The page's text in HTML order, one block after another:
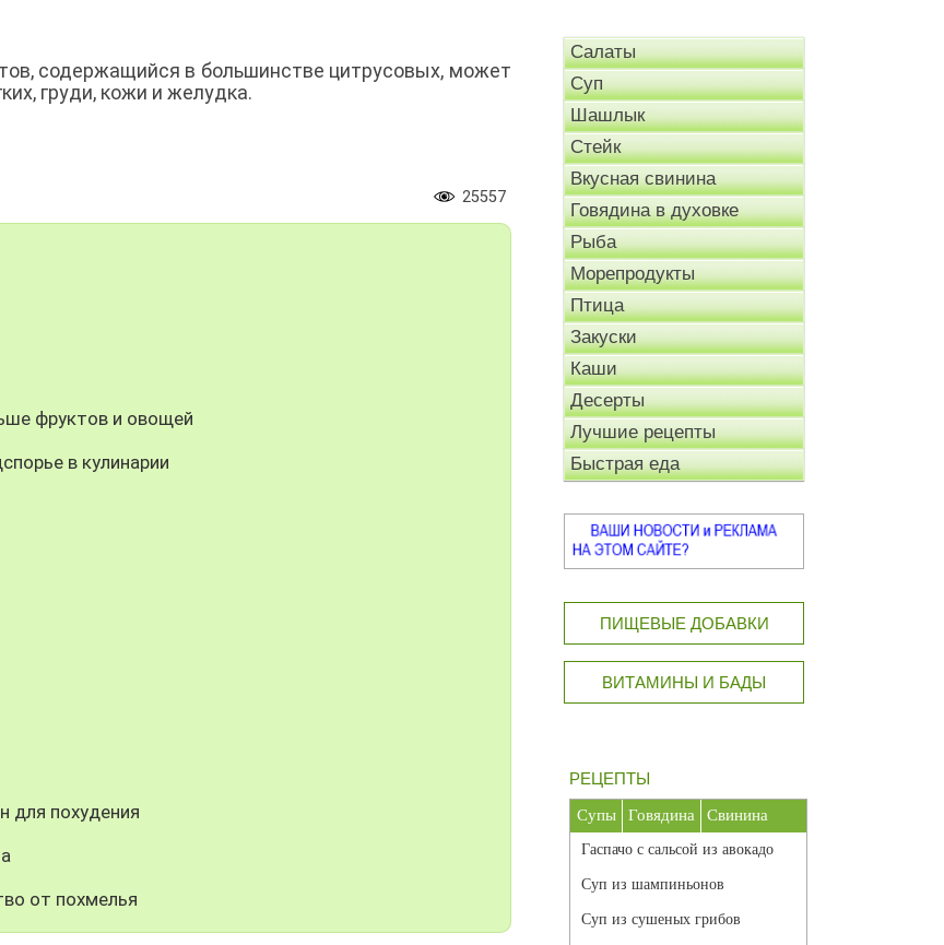
содержащийся в большинстве цитрусовых, может
груди, кожи и желудка.
25557
фруктов и овощей
в кулинарии
для похудения
от похмелья
Салаты
Суп
Шашлык
Стейк
Вкусная свинина
Говядина в духовке
Рыба
Морепродукты
Птица
Закуски
Каши
Десерты
Лучшие рецепты
Быстрая еда
ПИЩЕВЫЕ ДОБАВКИ
ВИТАМИНЫ И БАДЫ
РЕЦЕПТЫ
Супы Говядина Свинина
Гаспачо с сальсой из авокадо
Суп из шампиньонов
Суп из сушеных грибов